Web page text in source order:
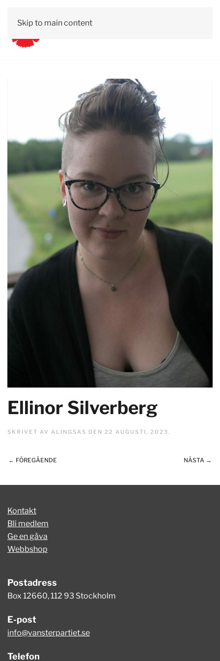
Skip to main content
Ellinor Silverberg
SKRIVET AV ALINGSAS DEN 22 AUGUSTI, 2023.
← FÖREGÅENDE NÄSTA →
Kontakt
Bli medlem
Ge en gåva
Webbshop
Postadress
Box 12660, 112 93 Stockholm
E-post
info@vansterpartiet.se
Telefon